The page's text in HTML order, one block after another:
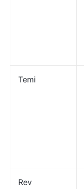
Temi
Rev